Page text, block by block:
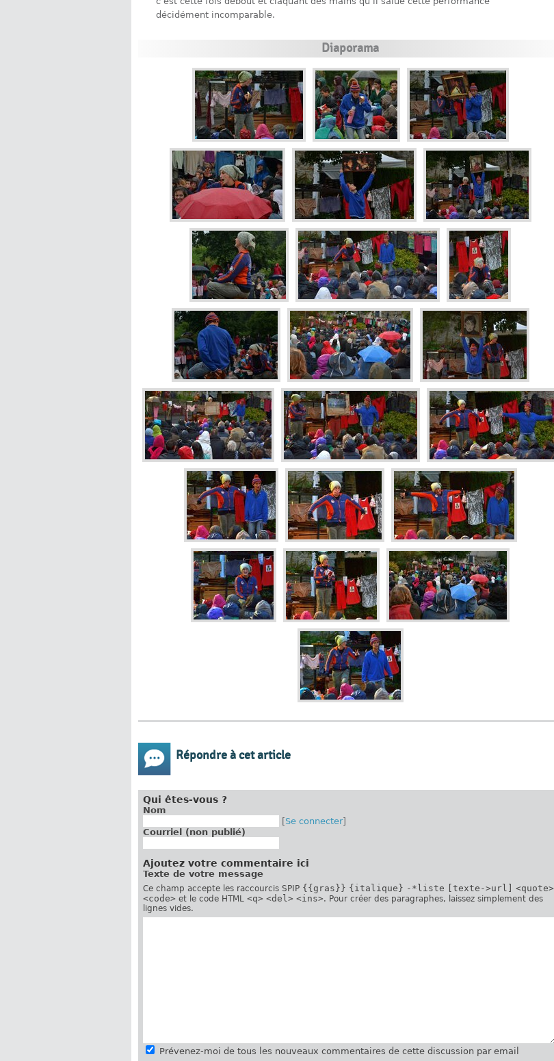
décidément incomparable.
Diaporama
Répondre à cet article
Qui êtes-vous ?
Nom
[Se connecter]
Courriel (non publié)
Ajoutez votre commentaire ici
Texte de votre message
Ce champ accepte les raccourcis SPIP {{gras}} {italique} -*liste [texte->url]
<quote>
<code> et le code HTML <q> <del> <ins>. Pour créer des paragraphes, laissez simplement des
lignes vides.
Prévenez-moi de tous les nouveaux commentaires de cette discussion par email